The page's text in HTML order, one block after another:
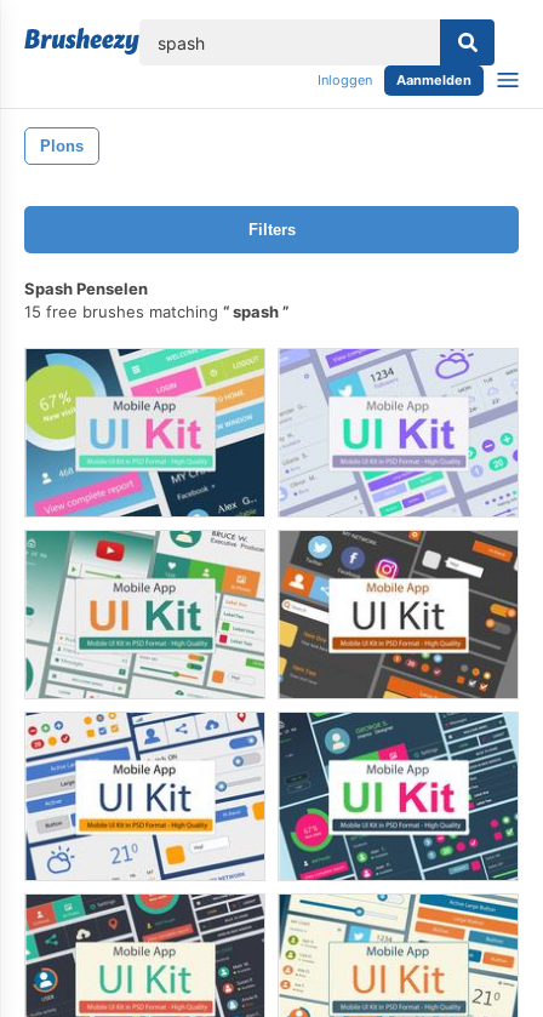
Inloggen Aanmelden
Plons
Filters
Spash Penselen
15 free brushes matching
spash